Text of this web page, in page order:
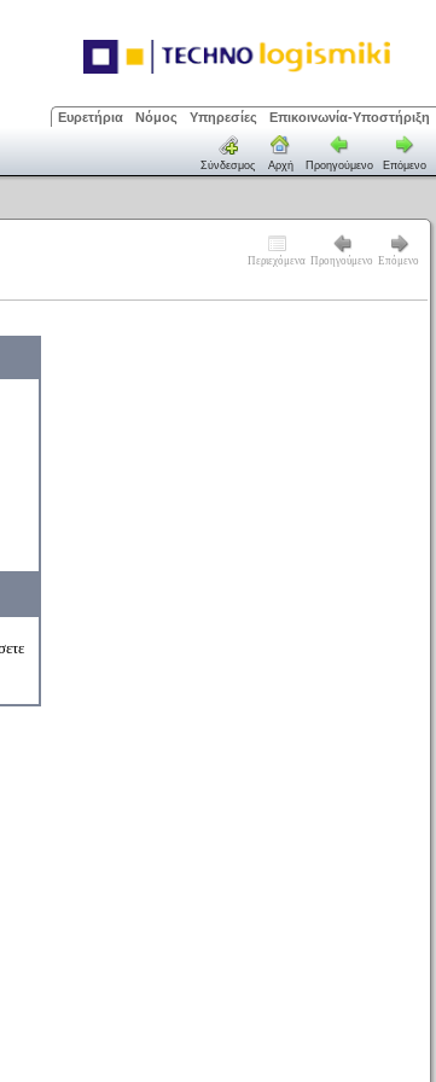
Ευρετήρια Νόμος Υπηρεσίες Επικοινωνία-Υποστήριξη
Σύνδεσμος Αρχή Προηγούμενο Επόμενο